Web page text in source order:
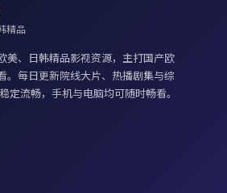
精品
美、日韩精品影视资源，主打国产欧
。每日更新院线大片、热播剧集与综
定流畅，手机与电脑均可随时畅看。